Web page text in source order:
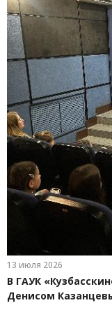
13 июля 2026
В ГАУК
Денисом